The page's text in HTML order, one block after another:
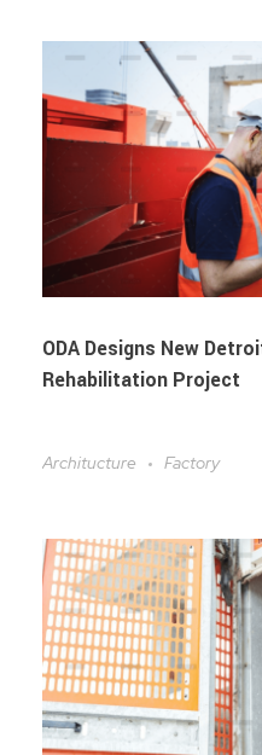
ODA Designs New
Rehabilitation Project
Architucture
Factory